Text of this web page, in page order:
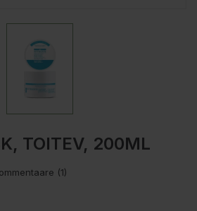
TOITEV, 200ML
(1)